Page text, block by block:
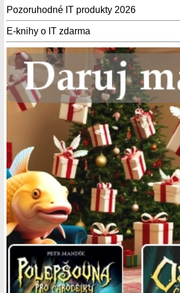
Pozoruhodné IT produkty 2026
E-knihy o IT zdarma